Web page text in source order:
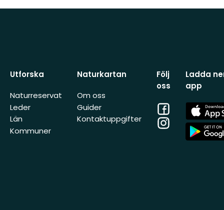
Utforska
Naturreservat
Leder
Län
Kommuner
Naturkartan
Om oss
Guider
Kontaktuppgifter
Följ
oss
Facebook
Instagram
Ladda
app
App
Store
App
Store